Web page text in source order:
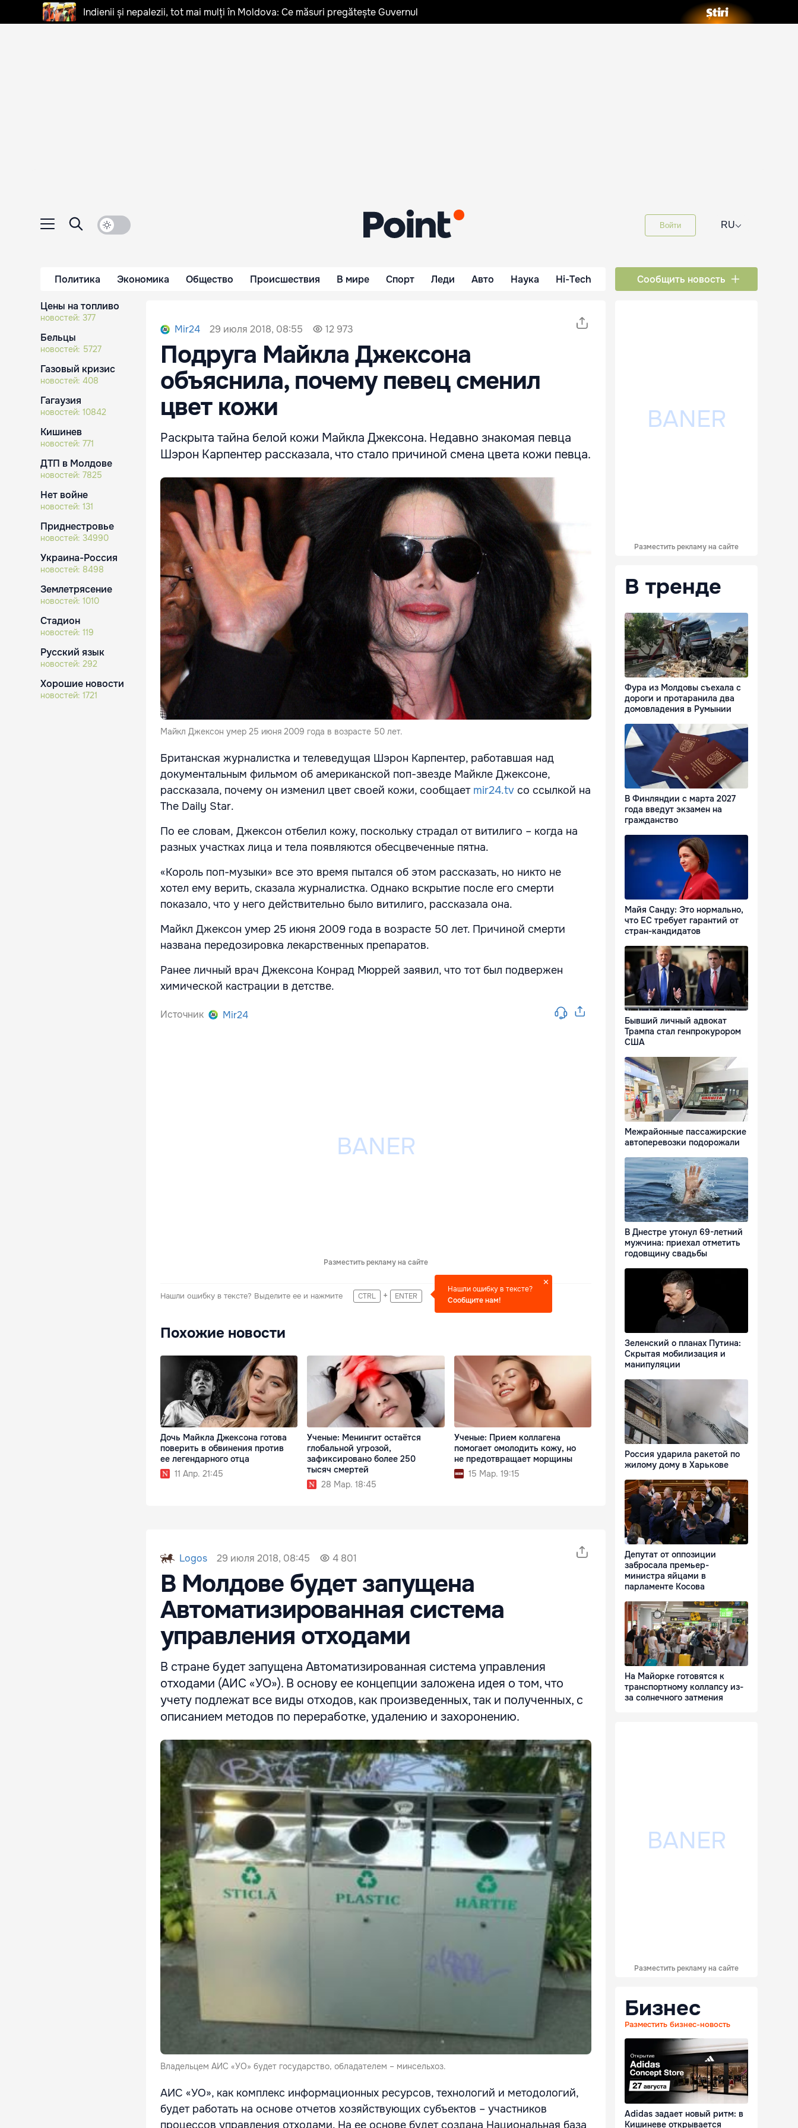
Indienii și nepalezii, tot mai mulți în Moldova: Ce măsuri pregătește Guvernul
Войти RU⌵
Политика Экономика Общество Происшествия В мире Спорт Леди Авто Наука Hi-Tech Сообщить новость
Цены на топливо
новостей: 377
Бельцы
новостей: 5727
Газовый кризис
новостей: 408
Гагаузия
новостей: 10842
Кишинев
новостей: 771
ДТП в Молдове
новостей: 7825
Нет войне
новостей: 131
Приднестровье
новостей: 34990
Украина-Россия
новостей: 8498
Землетрясение
новостей: 1010
Стадион
новостей: 119
Русский язык
новостей: 292
Хорошие новости
новостей: 1721
Mir24 29 июля 2018, 08:55 12 973
Подруга Майкла Джексона
объяснила, почему певец сменил
цвет кожи
Раскрыта тайна белой кожи Майкла Джексона. Недавно знакомая певца
Шэрон Карпентер рассказала, что стало причиной смена цвета кожи певца.
Майкл Джексон умер 25 июня 2009 года в возрасте 50 лет.
Британская журналистка и телеведущая Шэрон Карпентер, работавшая над
документальным фильмом об американской поп-звезде Майкле Джексоне,
рассказала, почему он изменил цвет своей кожи, сообщает mir24.tv со ссылкой на
The Daily Star.
По ее словам, Джексон отбелил кожу, поскольку страдал от витилиго – когда на
разных участках лица и тела появляются обесцвеченные пятна.
«Король поп-музыки» все это время пытался об этом рассказать, но никто не
хотел ему верить, сказала журналистка. Однако вскрытие после его смерти
показало, что у него действительно было витилиго, рассказала она.
Майкл Джексон умер 25 июня 2009 года в возрасте 50 лет. Причиной смерти
названа передозировка лекарственных препаратов.
Ранее личный врач Джексона Конрад Мюррей заявил, что тот был подвержен
химической кастрации в детстве.
Источник Mir24
Разместить рекламу на сайте
Нашли ошибку в тексте? Выделите ее и нажмите CTRL + ENTER
Нашли ошибку в тексте?
Сообщите нам!
Похожие новости
Дочь Майкла Джексона готова
поверить в обвинения против
ее легендарного отца
11 Апр. 21:45
Ученые: Менингит остаётся
глобальной угрозой,
зафиксировано более 250
тысяч смертей
28 Мар. 18:45
Ученые: Прием коллагена
помогает омолодить кожу, но
не предотвращает морщины
15 Мар. 19:15
Logos 29 июля 2018, 08:45 4 801
В Молдове будет запущена
Автоматизированная система
управления отходами
В стране будет запущена Автоматизированная система управления
отходами (АИС «УО»). В основу ее концепции заложена идея о том, что
учету подлежат все виды отходов, как произведенных, так и полученных, с
описанием методов по переработке, удалению и захоронению.
Владельцем АИС «УО» будет государство, обладателем – минсельхоз.
АИС «УО», как комплекс информационных ресурсов, технологий и методологий,
будет работать на основе отчетов хозяйствующих субъектов – участников
процессов управления отходами. На ее основе будет создана Национальная база
Разместить рекламу на сайте
В тренде
Фура из Молдовы съехала с
дороги и протаранила два
домовладения в Румынии
В Финляндии с марта 2027
года введут экзамен на
гражданство
Майя Санду: Это нормально,
что ЕС требует гарантий от
стран-кандидатов
Бывший личный адвокат
Трампа стал генпрокурором
США
Межрайонные пассажирские
автоперевозки подорожали
В Днестре утонул 69-летний
мужчина: приехал отметить
годовщину свадьбы
Зеленский о планах Путина:
Скрытая мобилизация и
манипуляции
Россия ударила ракетой по
жилому дому в Харькове
Депутат от оппозиции
забросала премьер-
министра яйцами в
парламенте Косова
На Майорке готовятся к
транспортному коллапсу из-
за солнечного затмения
Разместить рекламу на сайте
Бизнес
Разместить бизнес-новость
Adidas задает новый ритм: в
Кишиневе открывается